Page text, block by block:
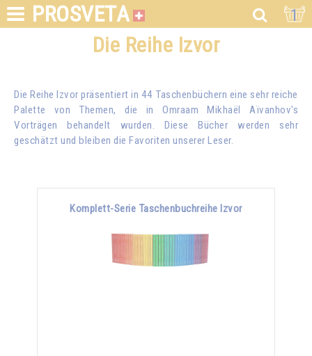
PROSVETA 1
Die Reihe Izvor
Die Reihe Izvor präsentiert in 44 Taschenbüchern eine sehr reiche
Palette von Themen, die inOmraam Mikhaël Aïvanhov's
Vorträgen behandelt wurden. Diese Bücher werden sehr
geschätzt und bleiben die Favoriten unserer Leser.
Komplett-Serie Taschenbuchreihe Izvor